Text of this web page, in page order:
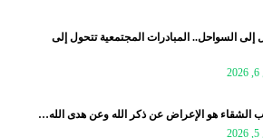
إلى السواحل.. المبادرات المجتمعية تتحول إلى
الشقاء هو الإعراض عن ذكر الله وعن هدى الله…